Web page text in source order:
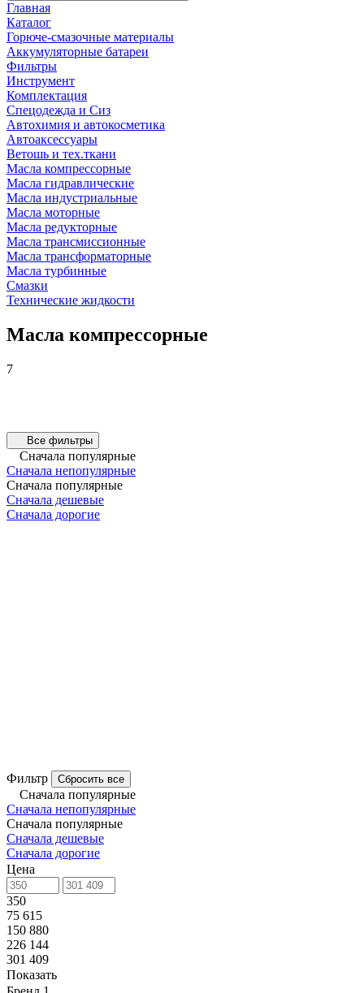
Главная
Каталог
Горюче-смазочные материалы
Аккумуляторные батареи
Фильтры
Инструмент
Комплектация
Спецодежда и Сиз
Автохимия и автокосметика
Автоаксессуары
Ветошь и тех.ткани
Масла компрессорные
Масла гидравлические
Масла индустриальные
Масла моторные
Масла редукторные
Масла трансмиссионные
Масла трансформаторные
Масла турбинные
Смазки
Технические жидкости
Масла компрессорные
7
Все фильтры
Сначала популярные
Сначала непопулярные
Сначала популярные
Сначала дешевые
Сначала дорогие
Фильтр Сбросить все
Сначала популярные
Сначала непопулярные
Сначала популярные
Сначала дешевые
Сначала дорогие
Цена
350
75 615
150 880
226 144
301 409
Показать